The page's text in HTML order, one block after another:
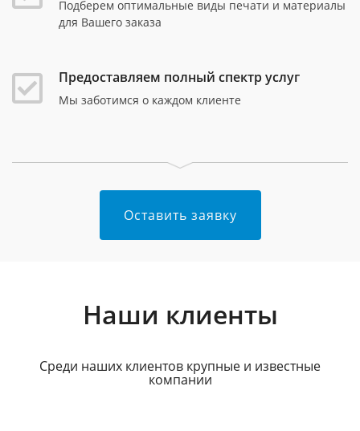
Подберем оптимальные виды печати и материалы
для Вашего заказа
Предоставляем полный спектр услуг
Мы заботимся о каждом клиенте
Оставить заявку
Наши клиенты
Среди наших клиентов крупные и известные
компании